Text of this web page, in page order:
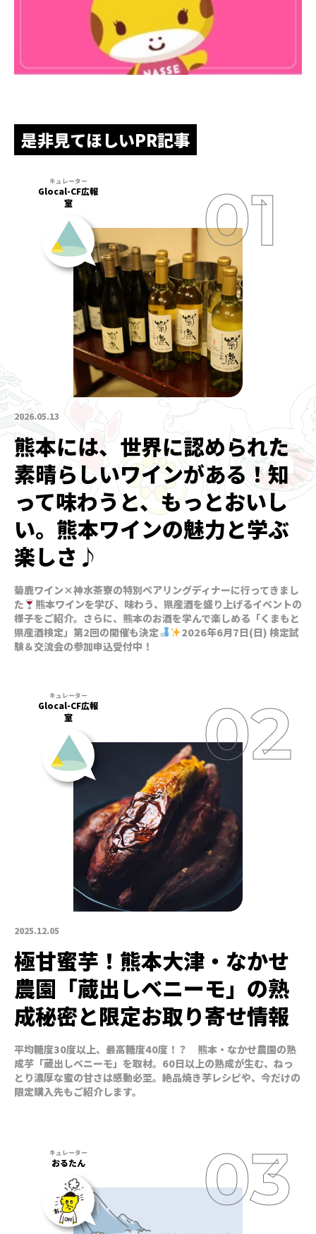
是非見てほしいPR記事
2026.05.13
Glocal-CF広報
室
熊本には、世界に認められた
素晴らしいワインがある！知
って味わうと、もっとおいし
い。熊本ワインの魅力と学ぶ
楽しさ♪
菊鹿ワイン×神水茶寮の特別ペアリングディナーに行ってきまし
た
熊本ワインを学び、味わう、県産酒を盛り上げるイベントの
様子をご紹介。さらに、熊本のお酒を学んで楽しめる「くまもと
県産酒検定」第2回の開催も決定
2026年6月7日(日) 検定試
験＆交流会の参加申込受付中！
2025.12.05
Glocal-CF広報
室
極甘蜜芋！熊本大津・なかせ
農園「蔵出しベニーモ」の熟
成秘密と限定お取り寄せ情報
平均糖度30度以上、最高糖度40度！？ 熊本・なかせ農園の熟
成芋「蔵出しベニーモ」を取材。60日以上の熟成が生む、ねっ
とり濃厚な蜜の甘さは感動必至。絶品焼き芋レシピや、今だけの
限定購入先もご紹介します。
おるたん